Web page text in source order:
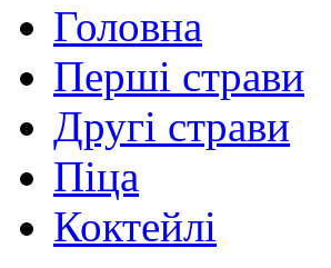
Головна
Перші страви
Другі страви
Піца
Коктейлі